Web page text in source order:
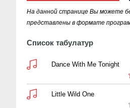
На данной странице Вы можете
представлены в формате
Список табулатур
Dance With Me Tonight
Little Wild One